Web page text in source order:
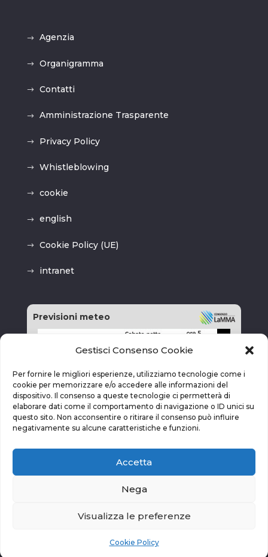
Gestisci Consenso Cookie
Per fornire le migliori esperienze, utilizziamo tecnologie come i
cookie per memorizzare e/o accedere alle informazioni del
dispositivo. Il consenso a queste tecnologie ci permetterà di
elaborare dati come il comportamento di navigazione o ID unici su
questo sito. Non acconsentire o ritirare il consenso può influire
negativamente su alcune caratteristiche e funzioni.
Accetta
Nega
Visualizza le preferenze
Cookie Policy
Agenzia
Organigramma
Contatti
Amministrazione Trasparente
Privacy Policy
Whistleblowing
cookie
english
Cookie Policy (UE)
intranet
Previsioni meteo